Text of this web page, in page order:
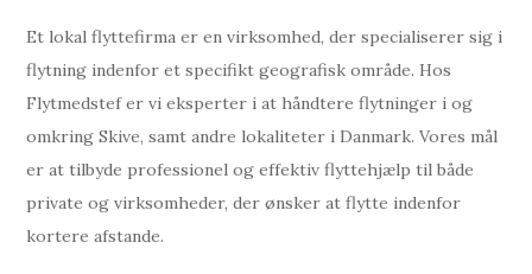
Et lokal flyttefirma er en virksomhed, der specialiserer sig i
flytning indenfor et specifikt geografisk område. Hos
Flytmedstef er vi eksperter i at håndtere flytninger i og
omkring Skive, samt andre lokaliteter i Danmark. Vores mål
er at tilbyde professionel og effektiv flyttehjælp til både
private og virksomheder, der ønsker at flytte indenfor
kortere afstande.